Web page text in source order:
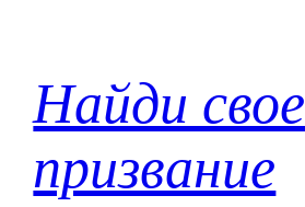
содержимому
Найди свое
призвание